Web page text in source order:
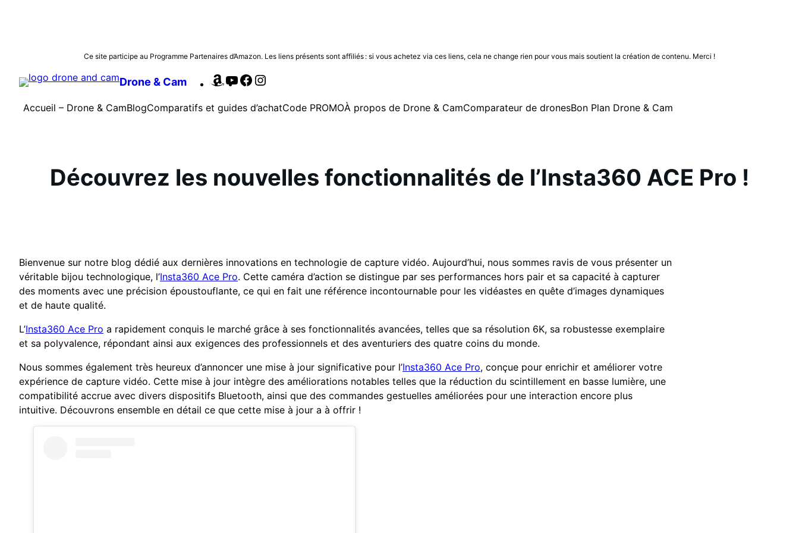
contenu
Ce site participe au Programme Partenaires d’Amazon. Les liens présents sont affiliés : si vous achetez via ces liens, cela ne change rien pour vous mais soutient la création de contenu. Merci !
Drone & Cam Amazon
YouTubeFacebook
Accueil – Drone & CamBlogComparatifs et guides d’achatCode PROMOÀ propos de Drone & CamComparateur de dronesBon Plan Drone & Cam
Découvrez les nouvelles fonctionnalités de l’Insta360 ACE Pro !
Bienvenue sur notre blog dédié aux dernières innovations en technologie de capture vidéo. Aujourd’hui, nous sommes ravis de vous présenter un
véritable bijou technologique, l’Insta360 Ace Pro. Cette caméra d’action se distingue par ses performances hors pair et sa capacité à capturer
des moments avec une précision époustouflante, ce qui en fait une référence incontournable pour les vidéastes en quête d’images dynamiques
et de haute qualité.
L’Insta360 Ace Pro a rapidement conquis le marché grâce à ses fonctionnalités avancées, telles que sa résolution 6K, sa robustesse exemplaire
et sa polyvalence, répondant ainsi aux exigences des professionnels et des aventuriers des quatre coins du monde.
Nous sommes également très heureux d’annoncer une mise à jour significative pour l’Insta360 Ace Pro, conçue pour enrichir et améliorer votre
expérience de capture vidéo. Cette mise à jour intègre des améliorations notables telles que la réduction du scintillement en basse lumière, une
compatibilité accrue avec divers dispositifs Bluetooth, ainsi que des commandes gestuelles améliorées pour une interaction encore plus
intuitive. Découvrons ensemble en détail ce que cette mise à jour a à offrir !